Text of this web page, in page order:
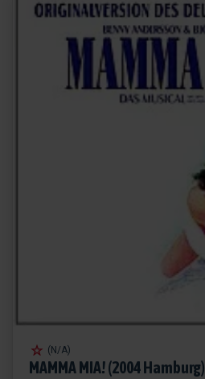
(N/A)
MAMMA MIA! (2004 Hamburg)